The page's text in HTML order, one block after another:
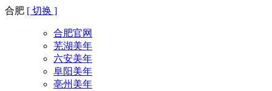
合肥 [ 切换 ]
合肥官网
芜湖美年
六安美年
阜阳美年
亳州美年